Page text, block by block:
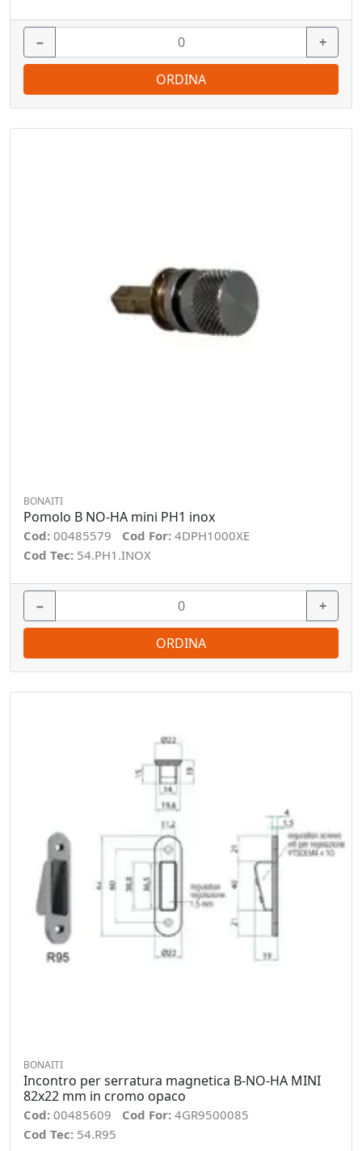
− +
ORDINA
BONAITI
Pomolo B NO-HA mini PH1 inox
Cod: 00485579 Cod For: 4DPH1000XE
Cod Tec: 54.PH1.INOX
− +
ORDINA
BONAITI
Incontro per serratura magnetica B-NO-HA MINI
82x22 mm in cromo opaco
Cod: 00485609 Cod For: 4GR9500085
Cod Tec: 54.R95